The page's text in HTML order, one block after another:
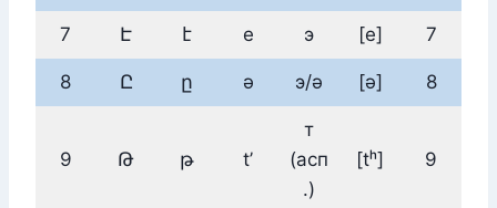
7 Է է e э [e] 7
8 Ը ը ə э/ә [ə] 8
9 Թ թ t’
т
(асп
.)
[tʰ] 9